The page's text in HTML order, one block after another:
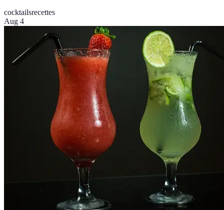
cocktailsrecettes
Aug 4